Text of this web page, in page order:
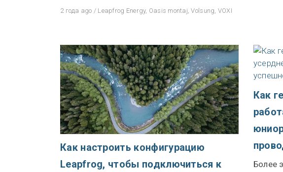
2 года ago / Leapfrog Energy, Oasis montaj,Volsung, VOXI
Как настроить конфигурацию
Leapfrog, чтобы подключиться к
Как
Более